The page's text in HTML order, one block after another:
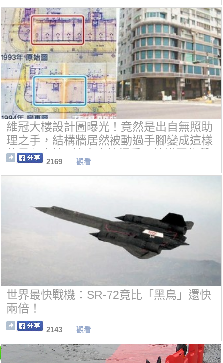
維冠大樓設計圖曝光！竟然是出自無照助
理之手，結構牆居然被動過手腳變成這樣
的黑心大樓...連土木技師看了結構圖都覺
2169 觀看
世界最快戰機：SR-72竟比「黑鳥」還快
兩倍！
2143 觀看